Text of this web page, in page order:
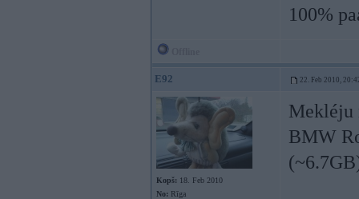
100%
E92 22. Feb 2010,
Kopš: 18. Feb 2010
No: Rīga
Mekléju
BMW